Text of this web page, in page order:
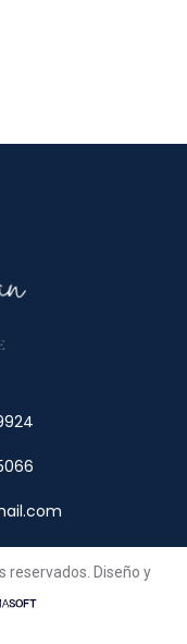
reservados. Diseño y